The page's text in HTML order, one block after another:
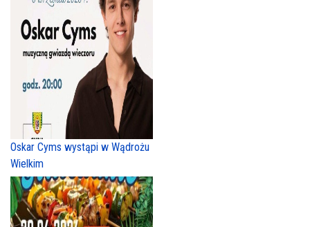
Oskar Cyms wystąpi w Wądrożu
Wielkim